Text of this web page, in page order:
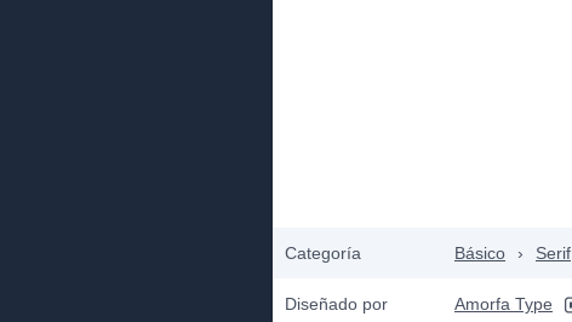
Categoría Básico › Serif
Diseñado por Amorfa Type